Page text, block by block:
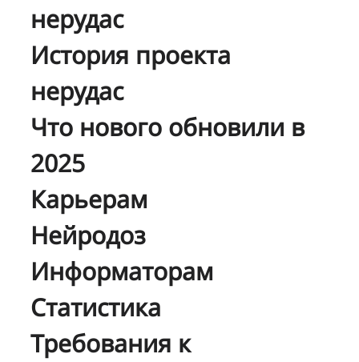
нерудас
История проекта
нерудас
Что нового обновили в
2025
Карьерам
Нейродоз
Информаторам
Статистика
Требования к